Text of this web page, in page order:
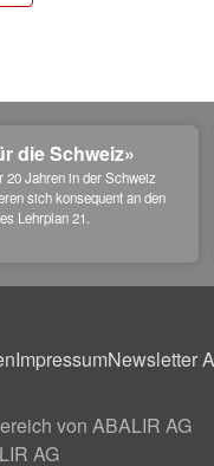
die Schweiz»
20 Jahren in der Schweiz
sich konsequent an den
Lehrplan 21.
ImpressumNewsletter
von ABALIR AG
AG